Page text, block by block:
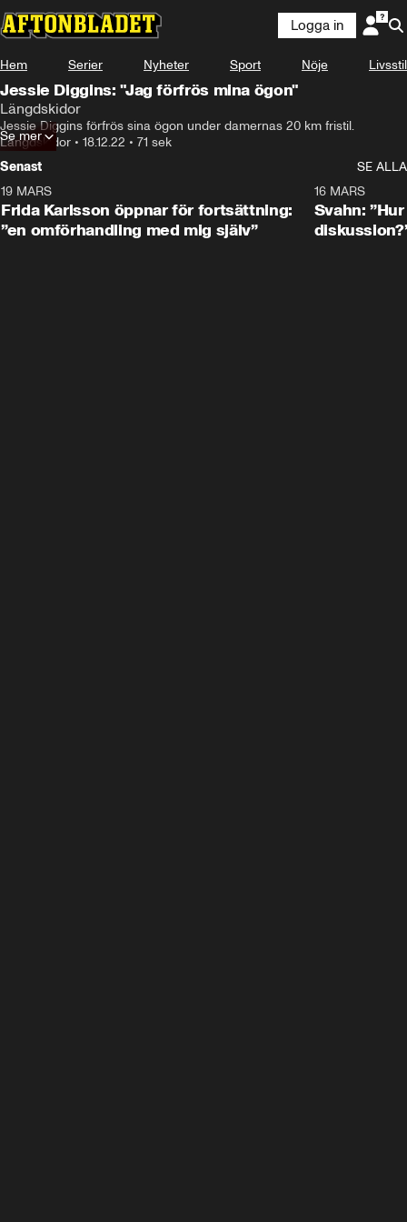
Logga in
Hem Serier Nyheter Sport Nöje Livsstil
Jessie Diggins: "Jag förfrös mina ögon"
Längdskidor
Jessie Diggins förfrös sina ögon under damernas 20 km fristil.
Längdskidor • 18.12.22 • 71 sek
Se mer
Senast
SE ALLA
19 MARS
Frida Karlsson öppnar för fortsättning:
”en omförhandling med mig själv”
16 MARS
Svahn: